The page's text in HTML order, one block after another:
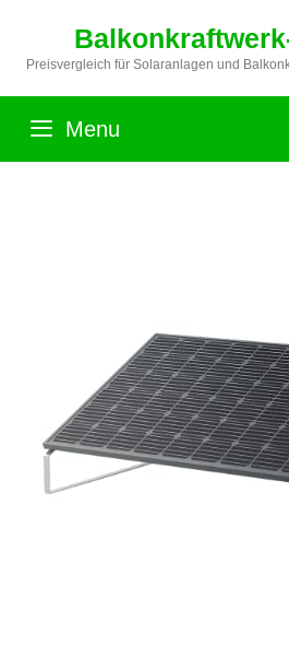
springen
Preisvergleich für Solaranlagen und
Menu